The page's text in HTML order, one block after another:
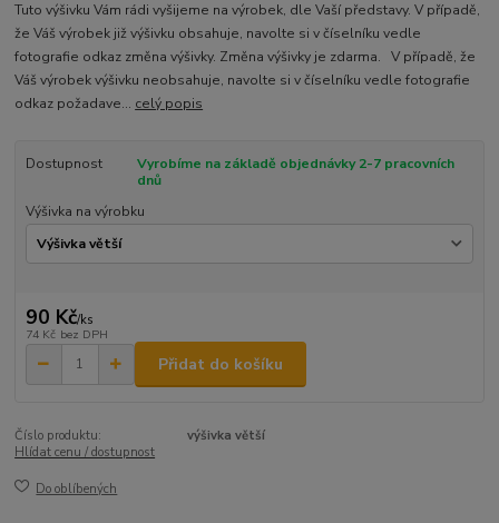
Tuto výšivku Vám rádi vyšijeme na výrobek, dle Vaší představy. V případě,
že Váš výrobek již výšivku obsahuje, navolte si v číselníku vedle
fotografie odkaz změna výšivky. Změna výšivky je zdarma. V případě, že
Váš výrobek výšivku neobsahuje, navolte si v číselníku vedle fotografie
odkaz požadave... celý popis
Dostupnost
Vyrobíme na základě objednávky 2-7 pracovních
dnů
Výšivka na výrobku
90 Kč/ks
74 Kč bez DPH
Přidat do košíku
Číslo produktu:
výšivka větší
Hlídat cenu / dostupnost
Do oblíbených